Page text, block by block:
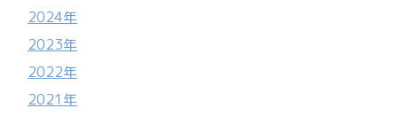
2024年
2023年
2022年
2021年